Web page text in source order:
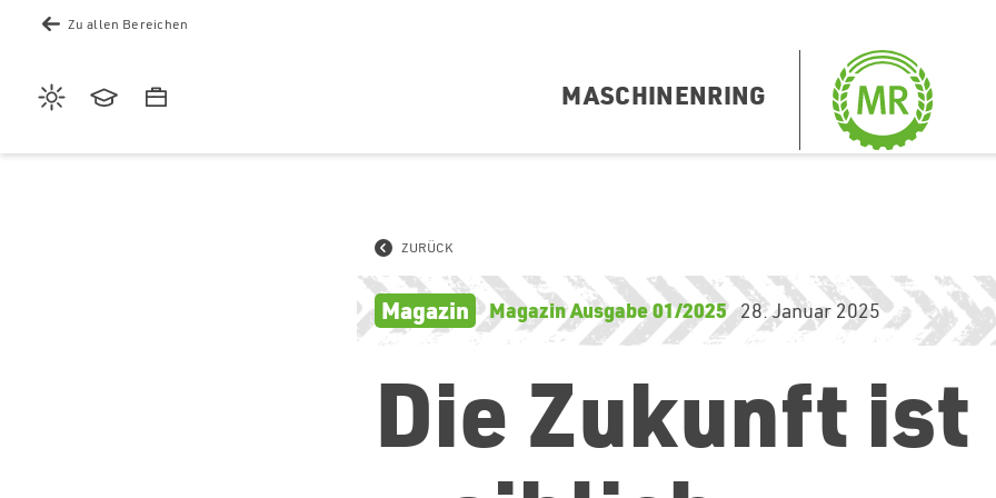
Zu allen Bereichen
Wetter Akademie MASCHINENRING
ZURÜCK
Magazin Magazin Ausgabe 01/2025 28. Januar 2025
Die Zukunft ist